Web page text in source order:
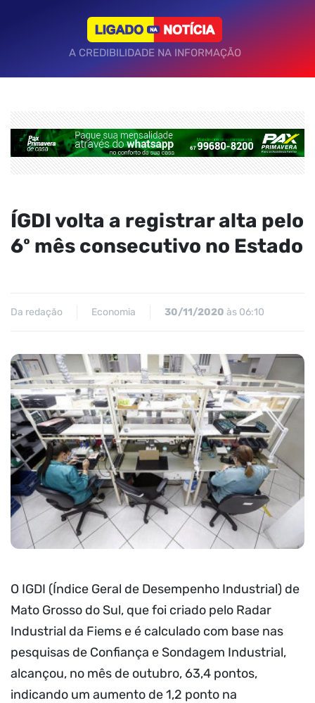
A CREDIBILIDADE NA INFORMAÇÃO
ÍGDI volta a registrar alta pelo
6º mês consecutivo no Estado
Da redação Economia 30/11/2020 às 06:10
O IGDI (Índice Geral de Desempenho Industrial) de
Mato Grosso do Sul, que foi criado pelo Radar
Industrial da Fiems e é calculado com base nas
pesquisas de Confiança e Sondagem Industrial,
alcançou, no mês de outubro, 63,4 pontos,
indicando um aumento de 1,2 ponto na